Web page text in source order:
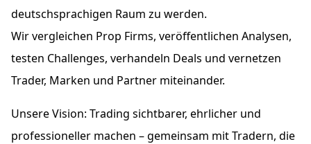
deutschsprachigen Raum zu werden.
Wir vergleichen Prop Firms, veröffentlichen Analysen,
testen Challenges, verhandeln Deals und vernetzen
Trader, Marken und Partner miteinander.
Unsere Vision: Trading sichtbarer, ehrlicher und
professioneller machen – gemeinsam mit Tradern, die